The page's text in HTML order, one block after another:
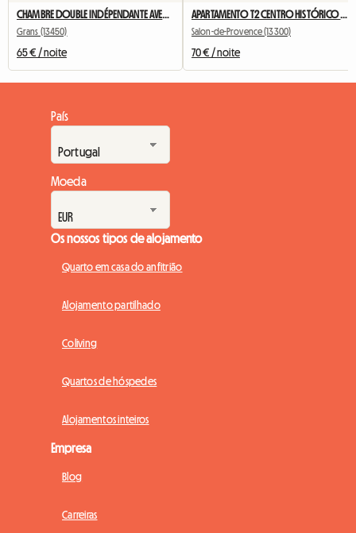
Grans (13450)
65 € / noite
Salon-de-Provence (13300)
70 € / noite
País
Moeda
Os nossos tipos de alojamento
Quarto em casa do anfitrião
Alojamento partilhado
Coliving
Quartos de hóspedes
Alojamentos inteiros
Empresa
Blog
Carreiras